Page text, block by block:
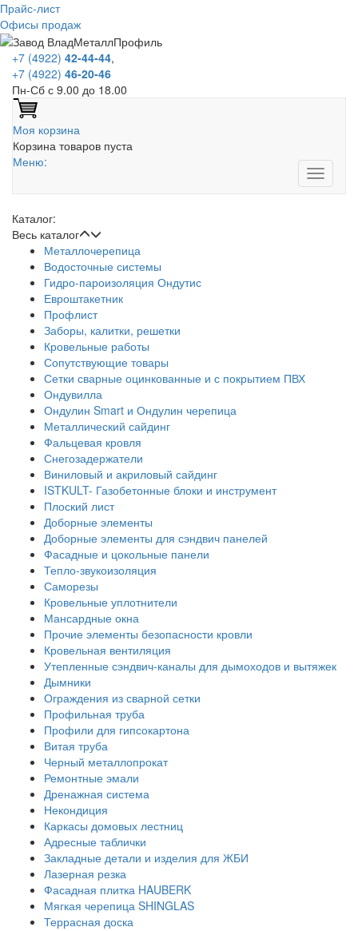
Прайс-лист
Офисы продаж
+7 (4922) 42-44-44,
+7 (4922) 46-20-46
Пн-Сб с 9.00 до 18.00
Моя корзина
Корзина товаров пуста
Меню:
Каталог:
Весь каталог
Металлочерепица
Водосточные системы
Гидро-пароизоляция Ондутис
Евроштакетник
Профлист
Заборы, калитки, решетки
Кровельные работы
Сопутствующие товары
Сетки сварные оцинкованные и с покрытием ПВХ
Ондувилла
Ондулин Smart и Ондулин черепица
Металлический сайдинг
Фальцевая кровля
Снегозадержатели
Виниловый и акриловый сайдинг
ISTKULT- Газобетонные блоки и инструмент
Плоский лист
Доборные элементы
Доборные элементы для сэндвич панелей
Фасадные и цокольные панели
Тепло-звукоизоляция
Саморезы
Кровельные уплотнители
Мансардные окна
Прочие элементы безопасности кровли
Кровельная вентиляция
Утепленные сэндвич-каналы для дымоходов и вытяжек
Дымники
Ограждения из сварной сетки
Профильная труба
Профили для гипсокартона
Витая труба
Черный металлопрокат
Ремонтные эмали
Дренажная система
Некондиция
Каркасы домовых лестниц
Адресные таблички
Закладные детали и изделия для ЖБИ
Лазерная резка
Фасадная плитка HAUBERK
Мягкая черепица SHINGLAS
Террасная доска